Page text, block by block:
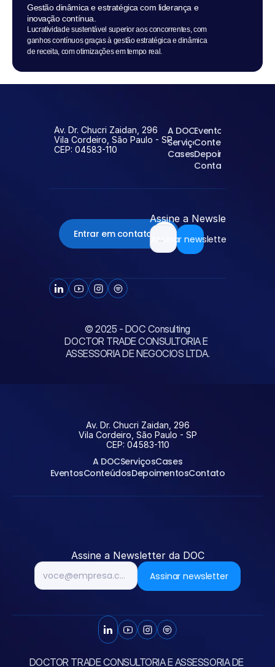
Gestão dinâmica e estratégica com liderança e
inovação contínua.
Lucratividade sustentável superior aos concorrentes, com
ganhos contínuos graças à gestão estratégica e dinâmica
de receita, com otimizações em tempo real.
Av. Dr. Chucri Zaidan, 296
Vila Cordeiro, São Paulo - SP
CEP: 04583-110
A DOC
Serviços
Cases
Eventos
Conteúdos
Depoimentos
Contato
Entrar em contato
Assine a Newsletter da
Assinar newsletter
© 2025 - DOC Consulting
DOCTOR TRADE CONSULTORIA E
ASSESSORIA DE NEGOCIOS LTDA.
Av. Dr. Chucri Zaidan, 296
Vila Cordeiro, São Paulo - SP
CEP: 04583-110
A DOCServiçosCases
EventosConteúdosDepoimentosContato
Assine a Newsletter da DOC
Assinar newsletter
DOCTOR TRADE CONSULTORIA E ASSESSORIA DE